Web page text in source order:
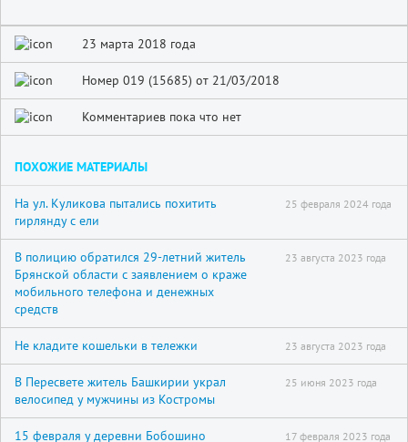
23 марта 2018 года
Номер 019 (15685) от 21/03/2018
Комментариев пока что нет
ПОХОЖИЕ МАТЕРИАЛЫ
На ул. Куликова пытались похитить
гирлянду с ели
25 февраля 2024 года
В полицию обратился 29-летний житель
Брянской области с заявлением о краже
мобильного телефона и денежных
средств
23 августа 2023 года
Не кладите кошельки в тележки 23 августа 2023 года
В Пересвете житель Башкирии украл
велосипед у мужчины из Костромы
25 июня 2023 года
15 февраля у деревни Бобошино 17 февраля 2023 года